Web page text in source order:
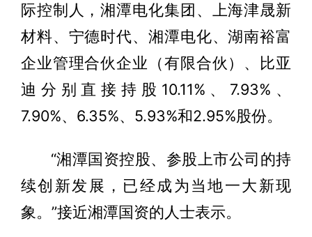
际控制人，湘潭电化集团、上海津晟新
材料、宁德时代、湘潭电化、湖南裕富
企业管理合伙企业（有限合伙）、比亚
迪分别直接持股10.11%、7.93%、
7.90%、6.35%、5.93%和2.95%股份。
“湘潭国资控股、参股上市公司的持
续创新发展，已经成为当地一大新现
象。”接近湘潭国资的人士表示。